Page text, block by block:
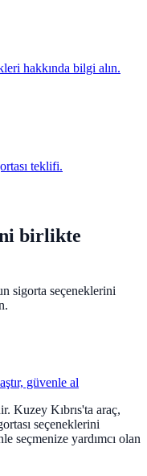
hakkında bilgi alın.
teklifi.
birlikte
sigorta seçeneklerini
güvenle al
Kuzey Kıbrıs'ta araç,
seçeneklerini
seçmenize yardımcı olan